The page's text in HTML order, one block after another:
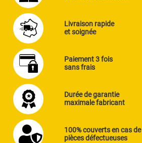
Livraison rapide
et soignée
Paiement 3 fois
sans frais
Durée de garantie
maximale fabricant
100% couverts en cas de
pièces défectueuses